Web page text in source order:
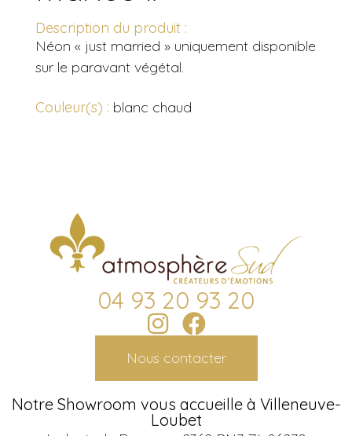
Description du produit :
Néon « just married » uniquement disponible
sur le paravant végétal.
Couleur(s) : blanc chaud
04 93 20 93 20
Nous contacter
Notre Showroom vous accueille à Villeneuve-
Loubet